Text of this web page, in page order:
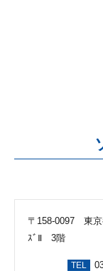
〒158-0097 東京
ｽﾞⅡ 3階
TEL